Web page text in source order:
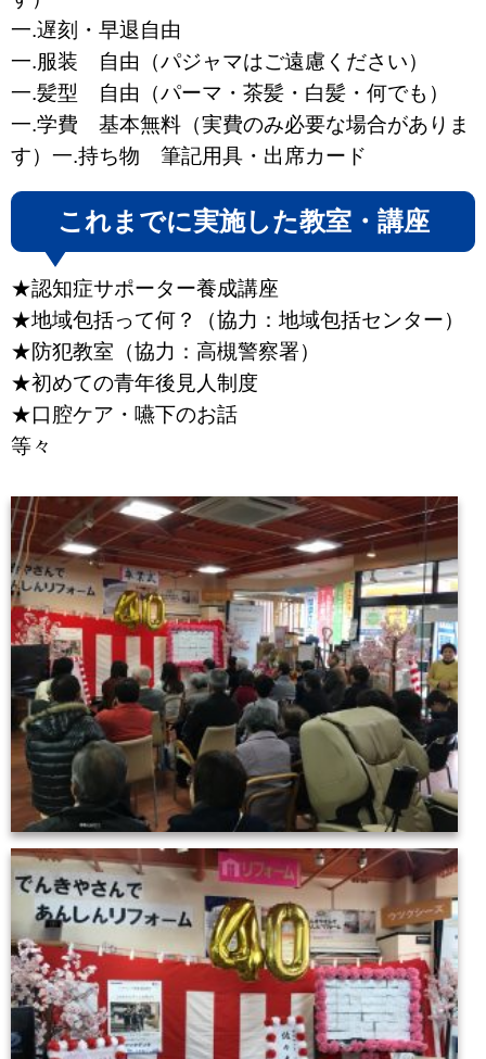
一.遅刻・早退自由
一.服装 自由（パジャマはご遠慮ください）
一.髪型 自由（パーマ・茶髪・白髪・何でも）
一.学費 基本無料（実費のみ必要な場合がありま
す）一.持ち物 筆記用具・出席カード
これまでに実施した教室・講座
★認知症サポーター養成講座
★地域包括って何？（協力：地域包括センター）
★防犯教室（協力：高槻警察署）
★初めての青年後見人制度
★口腔ケア・嚥下のお話
等々